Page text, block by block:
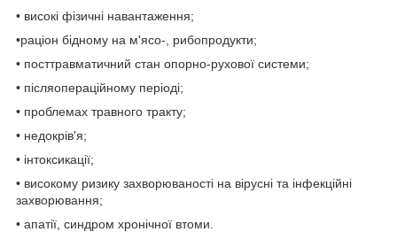
• високі фізичні навантаження;
•раціон бідному на м'ясо-, рибопродукти;
• посттравматичний стан опорно-рухової системи;
• післяопераційному періоді;
• проблемах травного тракту;
• недокрів'я;
• інтоксикації;
• високому ризику захворюваності на вірусні та інфекційні
захворювання;
• апатії, синдром хронічної втоми.